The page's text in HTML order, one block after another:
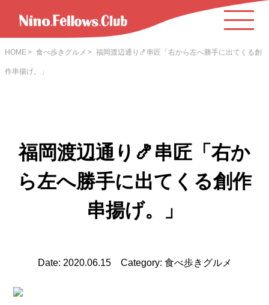
HOME 食べ歩きグルメ 福岡渡辺通り🍤串匠「右から左へ勝手に出てくる創
作串揚げ。」
福岡渡辺通り🍤串匠「右か
ら左へ勝手に出てくる創作
串揚げ。」
Date: 2020.06.15 Category: 食べ歩きグルメ